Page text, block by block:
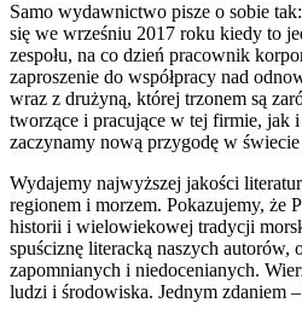
Samo wydawnictwo pisze o sobie
się we wrześniu 2017 roku kiedy to
zespołu, na co dzień pracownik
zaproszenie do współpracy nad
wraz z drużyną, której trzonem są
tworzące i pracujące w tej firmie, jak
zaczynamy nową przygodę w
Wydajemy najwyższej jakości
regionem i morzem. Pokazujemy, że
historii i wielowiekowej tradycji
spuściznę literacką naszych autorów,
zapomnianych i niedocenianych.
ludzi i środowiska. Jednym zdaniem